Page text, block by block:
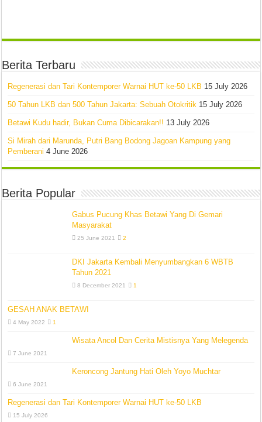
Berita Terbaru
Regenerasi dan Tari Kontemporer Warnai HUT ke-50 LKB 15 July 2026
50 Tahun LKB dan 500 Tahun Jakarta: Sebuah Otokritik 15 July 2026
Betawi Kudu hadir, Bukan Cuma Dibicarakan!! 13 July 2026
Si Mirah dari Marunda, Putri Bang Bodong Jagoan Kampung yang
Pemberani 4 June 2026
Berita Popular
Gabus Pucung Khas Betawi Yang Di Gemari
Masyarakat
25 June 2021 2
DKI Jakarta Kembali Menyumbangkan 6 WBTB
Tahun 2021
8 December 2021 1
GESAH ANAK BETAWI
4 May 2022 1
Wisata Ancol Dan Cerita Mistisnya Yang Melegenda
7 June 2021
Keroncong Jantung Hati Oleh Yoyo Muchtar
6 June 2021
Regenerasi dan Tari Kontemporer Warnai HUT ke-50 LKB
15 July 2026